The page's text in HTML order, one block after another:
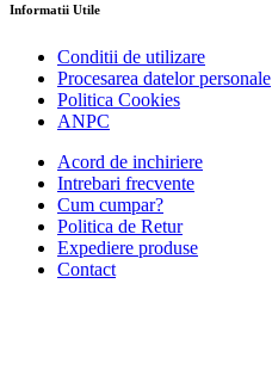
Informatii Utile
Conditii de utilizare
Procesarea datelor personale
Politica Cookies
ANPC
Acord de inchiriere
Intrebari frecvente
Cum cumpar?
Politica de Retur
Expediere produse
Contact